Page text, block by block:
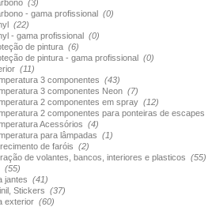
(3)
- gama profissional (0)
(22)
- gama profissional (0)
de pintura (6)
de pintura - gama profissional (0)
(11)
3 componentes (43)
3 componentes Neon (7)
2 componentes em spray (12)
2 componentes para ponteiras de escapes
Acessórios (4)
para lâmpadas (1)
de faróis (2)
de volantes, bancos, interiores e plasticos (55)
(55)
jantes (41)
Stickers (37)
exterior (60)